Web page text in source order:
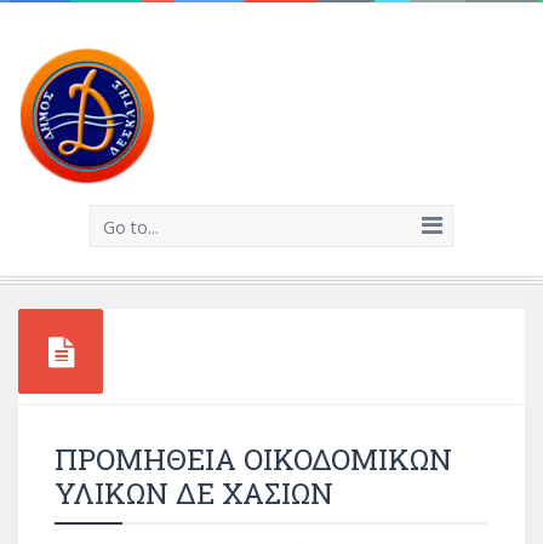
Go to...
ΠΡΟΜΗΘΕΙΑ ΟΙΚΟΔΟΜΙΚΩΝ
ΥΛΙΚΩΝ ΔΕ ΧΑΣΙΩΝ